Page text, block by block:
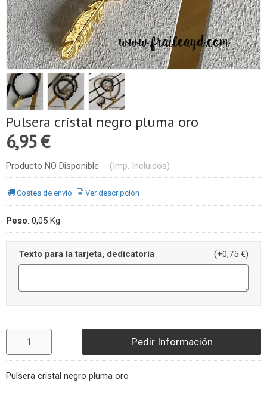
Pulsera cristal negro pluma oro
6,95 €
Producto NO Disponible - (Imp. Incluidos)
Costes de envío Ver descripción
Peso: 0,05 Kg
Texto para la tarjeta, dedicatoria (+0,75 €)
Pedir Información
Pulsera cristal negro pluma oro